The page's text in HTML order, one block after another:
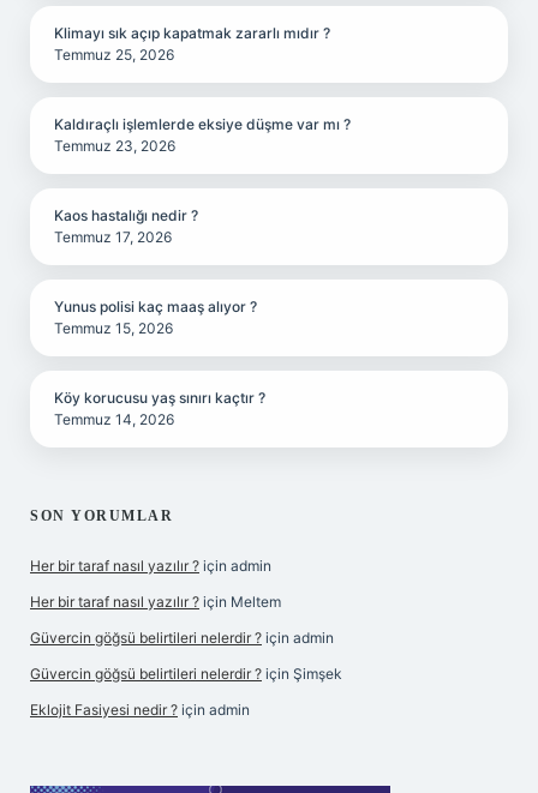
Klimayı sık açıp kapatmak zararlı mıdır ?
Temmuz 25, 2026
Kaldıraçlı işlemlerde eksiye düşme var mı ?
Temmuz 23, 2026
Kaos hastalığı nedir ?
Temmuz 17, 2026
Yunus polisi kaç maaş alıyor ?
Temmuz 15, 2026
Köy korucusu yaş sınırı kaçtır ?
Temmuz 14, 2026
SON YORUMLAR
Her bir taraf nasıl yazılır ? için admin
Her bir taraf nasıl yazılır ? için Meltem
Güvercin göğsü belirtileri nelerdir ? için admin
Güvercin göğsü belirtileri nelerdir ? için Şimşek
Eklojit Fasiyesi nedir ? için admin